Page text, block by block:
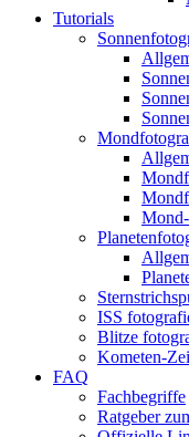
Tutorials
ISS
Blitze
Kometen-
FAQ
Fachbegriffe
Ratgeber